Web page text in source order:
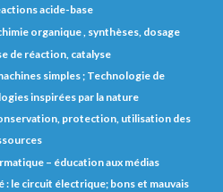
acide-base
organique , synthèses, dosage
de réaction, catalyse
simples ; Technologie de
inspirées par la nature
protection, utilisation des
– éducation aux médias
le circuit électrique; bons et mauvais